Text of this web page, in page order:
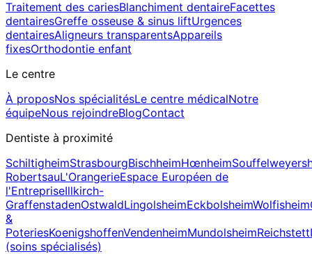
Traitement des cariesBlanchiment dentaireFacettes
dentairesGreffe osseuse & sinus liftUrgences
dentairesAligneurs transparentsAppareils
fixesOrthodontie enfant
Le centre
À proposNos spécialitésLe centre médicalNotre
équipeNous rejoindreBlogContact
Dentiste à proximité
SchiltigheimStrasbourgBischheimHœnheim
RobertsauL'OrangerieEspace Européen de
l'EntrepriseIllkirch-
GraffenstadenOstwaldLingolsheimEckbolsheimWolfisheim
&
PoteriesKoenigshoffenVendenheimMundolsheimReichstett
(soins spécialisés)